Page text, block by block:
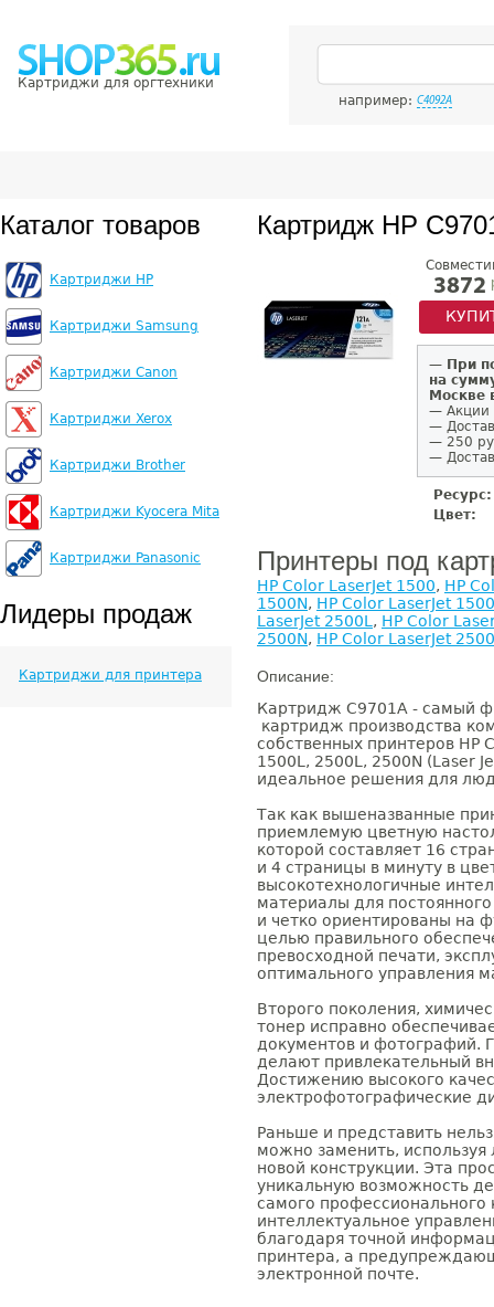
Картриджи для оргтехники
например: C4092A
Каталог товаров
Картриджи HP
Картриджи Samsung
Картриджи Canon
Картриджи Xerox
Картриджи Brother
Картриджи Kyocera Mita
Картриджи Panasonic
Лидеры продаж
Картриджи для принтера
Картридж HP
3872
— При
на
— Акции
—
— 250
—
Ресурс:
Цвет:
Принтеры под
HP Color LaserJet 1500, HP
1500N, HP Color LaserJet
LaserJet 2500L , HP Color
2500N, HP Color LaserJet
Описание:
Картридж C9701A - самый
картридж производства
собственных принтеров HP
1500L, 2500L, 2500N (Laser
идеальное решения для
Так как вышеназванные
приемлемую цветную
которой составляет 16
и 4 страницы в минуту в
высокотехнологичные
материалы для
и четко ориентированы на
целью правильного
превосходной печати,
оптимального управления
Второго поколения,
тонер исправно
документов и фотографий.
делают привлекательный
Достижению высокого
электрофотографические
Раньше и представить
можно заменить,
новой конструкции. Эта
уникальную возможность
самого профессионального
интеллектуальное
благодаря точной
принтера, а
электронной почте.